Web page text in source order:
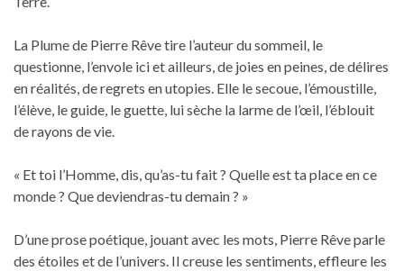
La Plume de Pierre Rêve tire l’auteur du sommeil, le
questionne, l’envole ici et ailleurs, de joies en peines, de délires
en réalités, de regrets en utopies. Elle le secoue, l’émoustille,
l’élève, le guide, le guette, lui sèche la larme de l’œil, l’éblouit
de rayons de vie.
« Et toi l’Homme, dis, qu’as-tu fait ? Quelle est ta place en ce
monde ? Que deviendras-tu demain ? »
D’une prose poétique, jouant avec les mots, Pierre Rêve parle
des étoiles et de l’univers. Il creuse les sentiments, effleure les